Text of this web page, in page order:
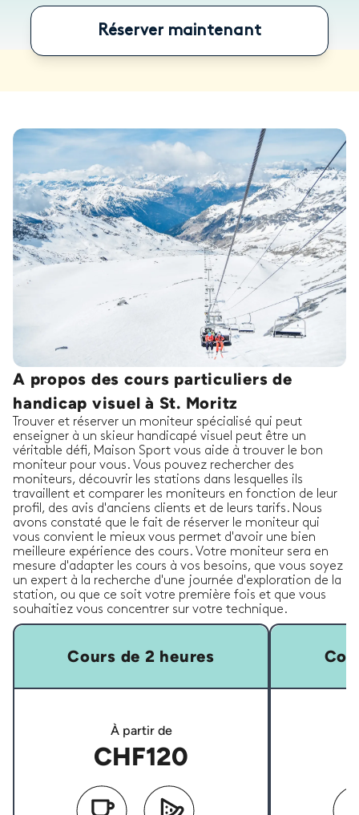
Réserver maintenant
A propos des cours particuliers de
handicap visuel à St. Moritz
Trouver et réserver un moniteur spécialisé qui peut
enseigner à un skieur handicapé visuel peut être un
véritable défi, Maison Sport vous aide à trouver le bon
moniteur pour vous. Vous pouvez rechercher des
moniteurs, découvrir les stations dans lesquelles ils
travaillent et comparer les moniteurs en fonction de leur
profil, des avis d'anciens clients et de leurs tarifs. Nous
avons constaté que le fait de réserver le moniteur qui
vous convient le mieux vous permet d'avoir une bien
meilleure expérience des cours. Votre moniteur sera en
mesure d'adapter les cours à vos besoins, que vous soyez
un expert à la recherche d'une journée d'exploration de la
station, ou que ce soit votre première fois et que vous
souhaitiez vous concentrer sur votre technique.
Cours de 2 heures
À partir de
CHF120